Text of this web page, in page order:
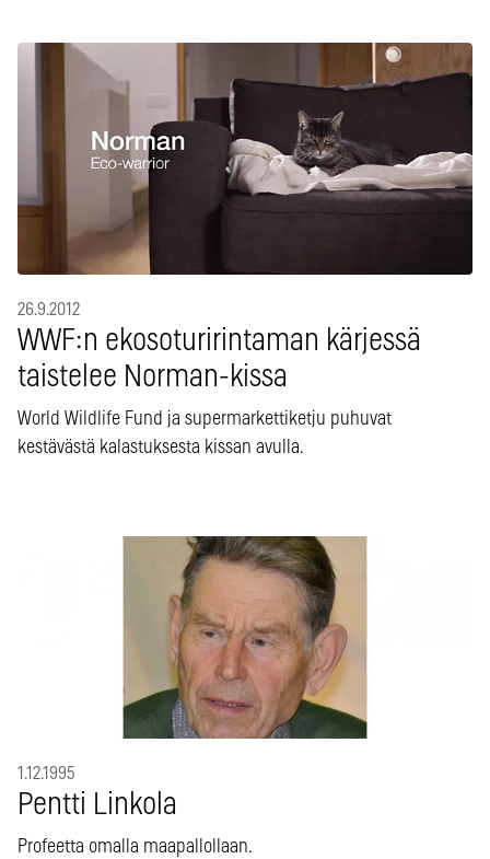
26.9.2012
WWF:n ekosoturirintaman kärjessä
taistelee Norman-kissa
World Wildlife Fund ja supermarkettiketju puhuvat
kestävästä kalastuksesta kissan avulla.
1.12.1995
Pentti Linkola
Profeetta omalla maapallollaan.